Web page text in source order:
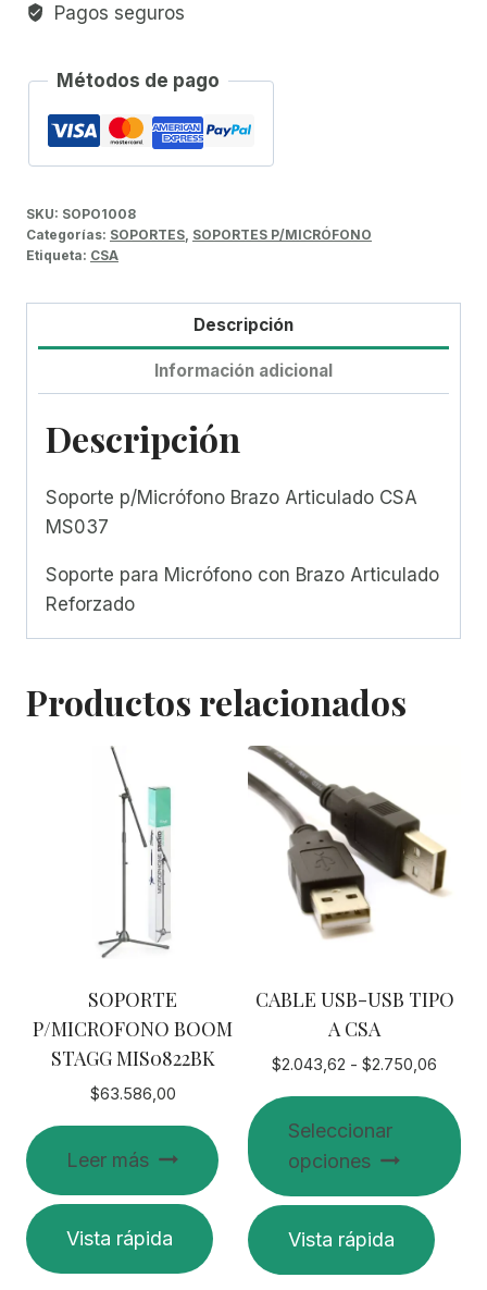
Pagos seguros
Métodos de pago
SKU: SOPO1008
Categorías: SOPORTES SOPORTES P/MICRÓFONO
Etiqueta: CSA
Descripción
Información adicional
Descripción
Soporte p/Micrófono Brazo Articulado CSA
MS037
Soporte para Micrófono con Brazo Articulado
Reforzado
Productos relacionados
SOPORTE
P/MICROFONO BOOM
STAGG MIS0822BK
$63.586,00
Leer más
Vista rápida
CABLE USB-USB TIPO
A CSA
$2.043,62 - $2.750,06
desde
hasta
Seleccionar
opciones
Este
producto
tiene
Vista rápida